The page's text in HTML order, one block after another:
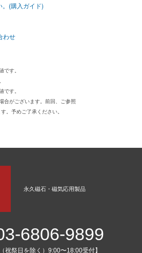
。(購入ガイド)
わせ
す。
す。
合がございます。前回、ご参照
。予めご了承ください。
永久磁石・磁気応用製品
6806-9899
祝祭日を除く）9:00〜18:00受付】